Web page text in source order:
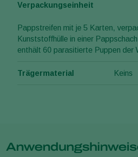
Verpackungseinheit
Pappstreifen mit je 5 Karten,
Kunststoffhülle in einer
enthält 60 parasitierte Puppen der
Trägermaterial Keins